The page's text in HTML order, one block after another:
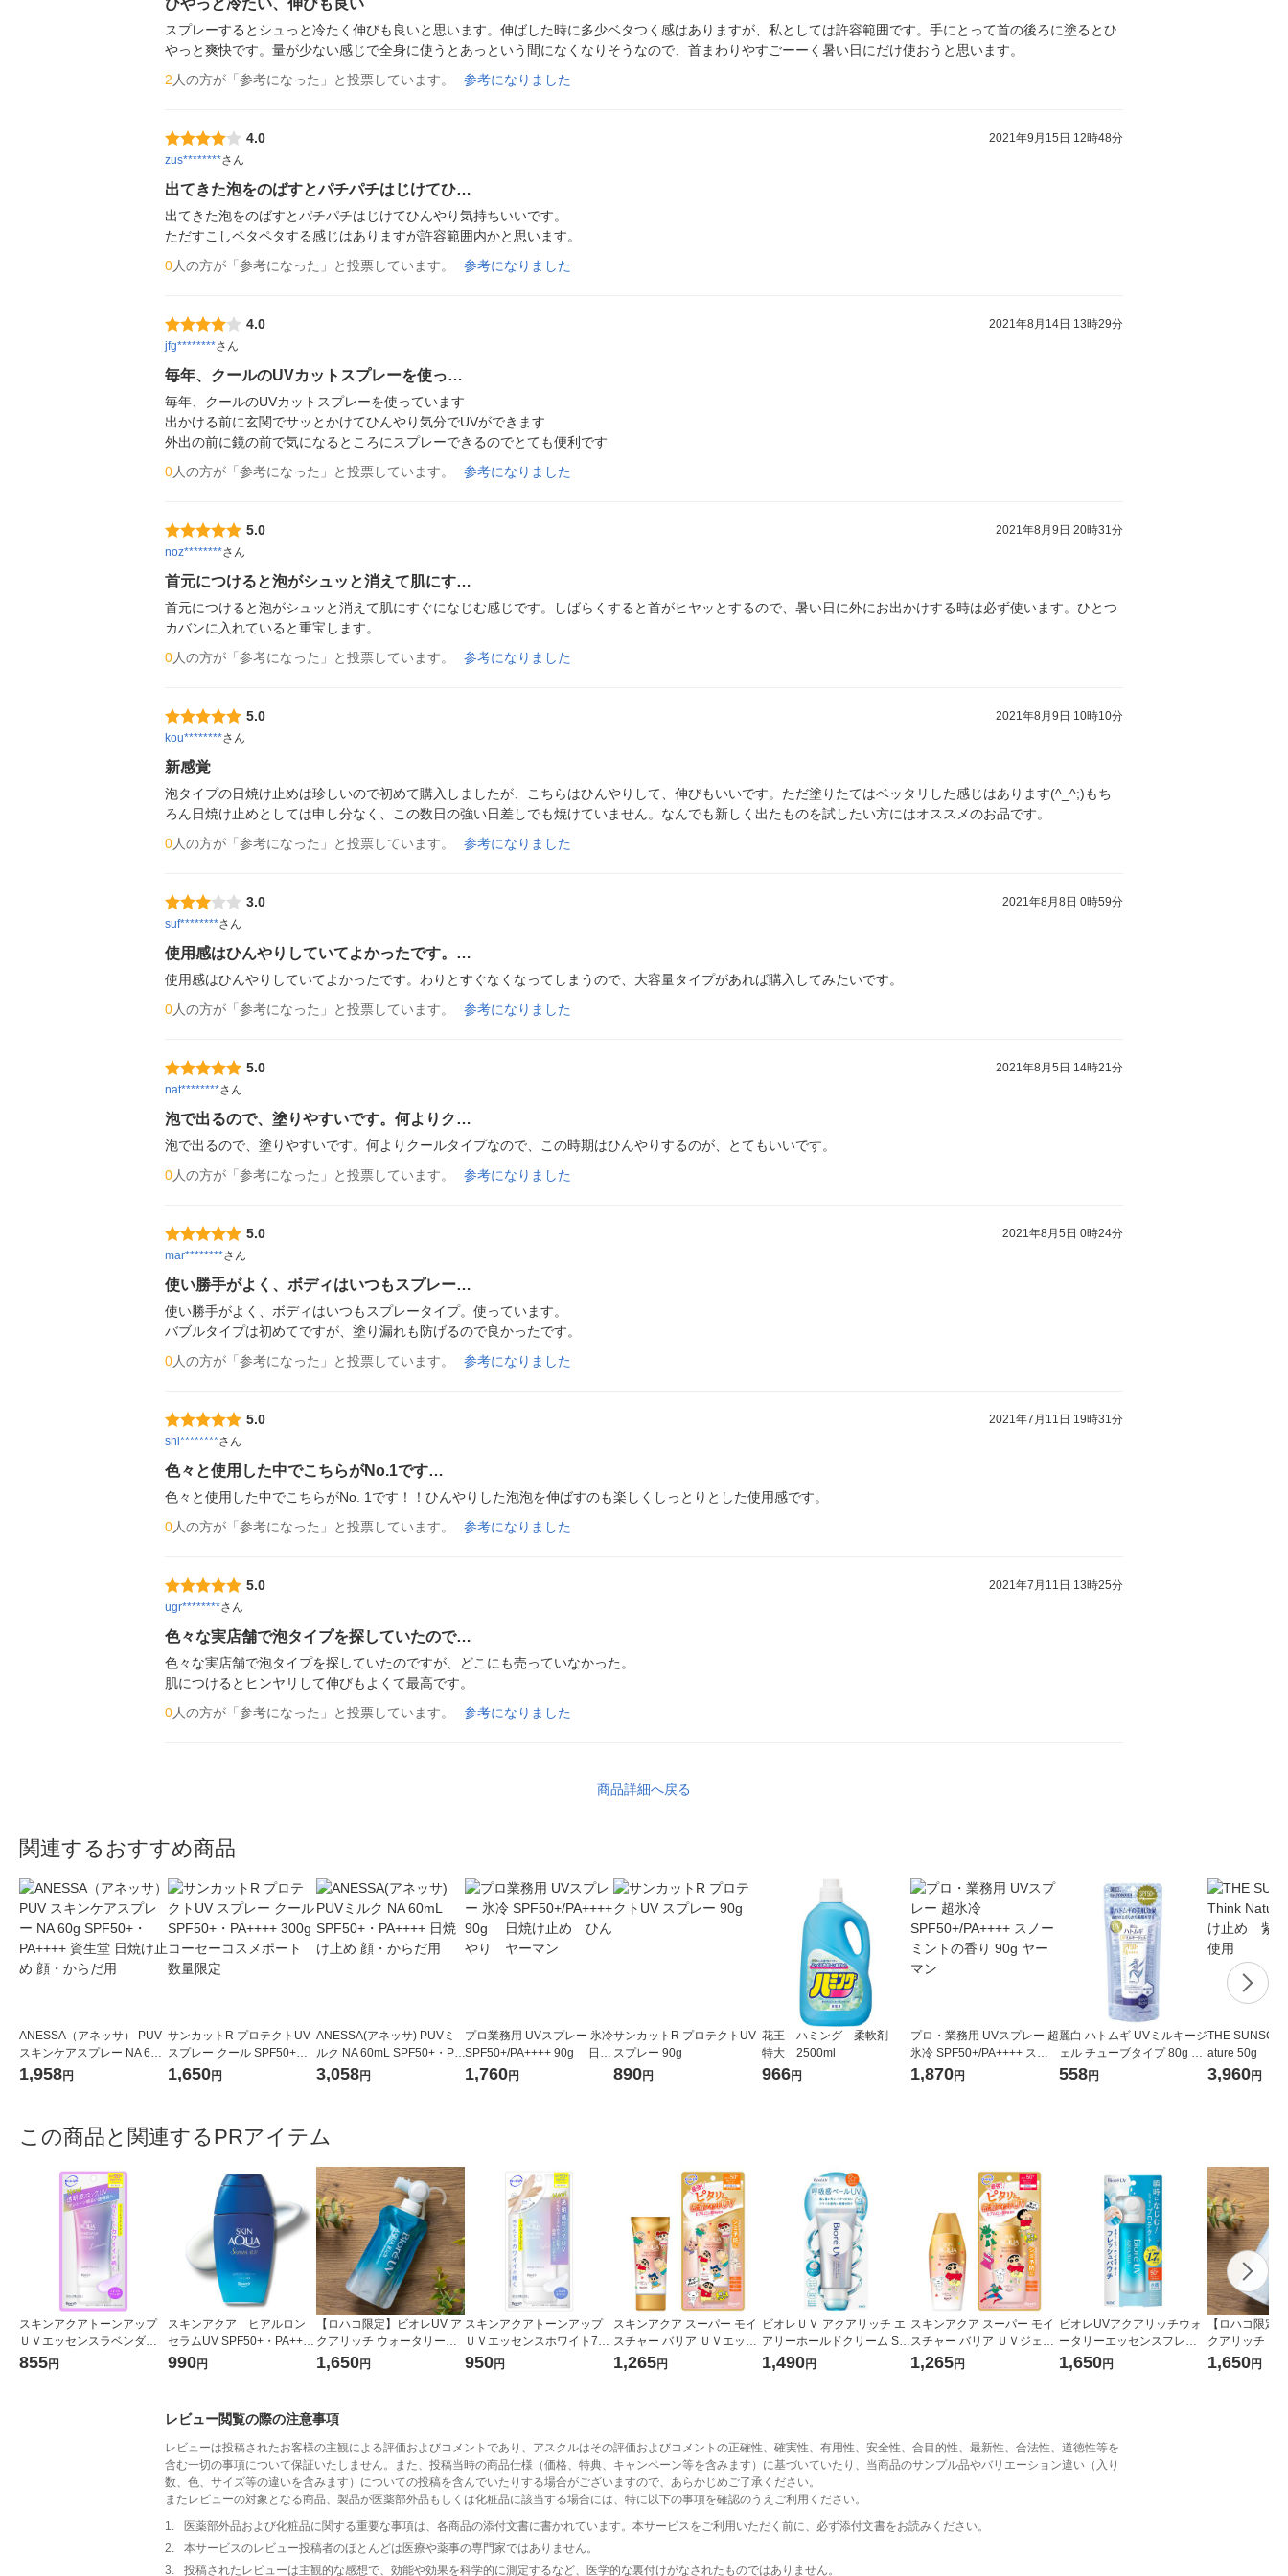
ひやっと冷たい、伸びも良い
スプレーするとシュっと冷たく伸びも良いと思います。伸ばした時に多少ベタつく感はありますが、私としては許容範囲です。手にとって首の後ろに塗るとひ
やっと爽快です。量が少ない感じで全身に使うとあっという間になくなりそうなので、首まわりやすごーーく暑い日にだけ使おうと思います。
2 人の方が「参考になった」と投票しています。 参考になりました
4.0
2021年9月15日 12時48分
zus********さん
出てきた泡をのばすとパチパチはじけてひ…
出てきた泡をのばすとパチパチはじけてひんやり気持ちいいです。
ただすこしペタペタする感じはありますが許容範囲内かと思います。
0人の方が「参考になった」と投票しています。 参考になりました
4.0
2021年8月14日 13時29分
jfg********さん
毎年、クールのUVカットスプレーを使っ…
毎年、クールのUVカットスプレーを使っています
出かける前に玄関でサッとかけてひんやり気分でUVができます
外出の前に鏡の前で気になるところにスプレーできるのでとても便利です
0人の方が「参考になった」と投票しています。 参考になりました
5.0
2021年8月9日 20時31分
noz********さん
首元につけると泡がシュッと消えて肌にす…
首元につけると泡がシュッと消えて肌にすぐになじむ感じです。しばらくすると首がヒヤッとするので、暑い日に外にお出かけする時は必ず使います。ひとつ
カバンに入れていると重宝します。
0人の方が「参考になった」と投票しています。 参考になりました
5.0
2021年8月9日 10時10分
kou********さん
新感覚
泡タイプの日焼け止めは珍しいので初めて購入しましたが、こちらはひんやりして、伸びもいいです。ただ塗りたてはベッタリした感じはあります(^_^;)もち
ろん日焼け止めとしては申し分なく、この数日の強い日差しでも焼けていません。なんでも新しく出たものを試したい方にはオススメのお品です。
0人の方が「参考になった」と投票しています。 参考になりました
3.0
2021年8月8日 0時59分
suf********さん
使用感はひんやりしていてよかったです。…
使用感はひんやりしていてよかったです。わりとすぐなくなってしまうので、大容量タイプがあれば購入してみたいです。
0人の方が「参考になった」と投票しています。 参考になりました
5.0
2021年8月5日 14時21分
nat********さん
泡で出るので、塗りやすいです。何よりク…
泡で出るので、塗りやすいです。何よりクールタイプなので、この時期はひんやりするのが、とてもいいです。
0人の方が「参考になった」と投票しています。 参考になりました
5.0
2021年8月5日 0時24分
mar********さん
使い勝手がよく、ボディはいつもスプレー…
使い勝手がよく、ボディはいつもスプレータイプ。使っています。
バブルタイプは初めてですが、塗り漏れも防げるので良かったです。
0人の方が「参考になった」と投票しています。 参考になりました
5.0
2021年7月11日 19時31分
shi********さん
色々と使用した中でこちらがNo.1です…
色々と使用した中でこちらがNo. 1です！！ひんやりした泡泡を伸ばすのも楽しくしっとりとした使用感です。
0人の方が「参考になった」と投票しています。 参考になりました
5.0
2021年7月11日 13時25分
ugr********さん
色々な実店舗で泡タイプを探していたので…
色々な実店舗で泡タイプを探していたのですが、どこにも売っていなかった。
肌につけるとヒンヤリして伸びもよくて最高です。
0人の方が「参考になった」と投票しています。 参考になりました
商品詳細へ戻る
関連するおすすめ商品
ANESSA（アネッサ） PUV
スキンケアスプレー NA 60g
SPF50+・PA++++ 資生堂 日
1,958円
サンカットR プロテクトUV
スプレー クール SPF50+・P
A++++ 300g コーセーコスメ
1,650円
ANESSA(アネッサ) PUVミ
ルク NA 60mL SPF50+・PA
++++ 日焼け止め 顔・からだ
3,058円
プロ業務用 UVスプレー 氷冷
SPF50+/PA++++ 90g 日焼
け止め ひんやり ヤーマ
1,760円
サンカットR プロテクトUV
スプレー 90g
890円
花王 ハミング 柔軟剤
特大 2500ml
966円
プロ・業務用 UVスプレー 超
氷冷 SPF50+/PA++++ スノ
ーミントの香り 90g ヤーマ
1,870円
麗白 ハトムギ UVミルキージ
ェル チューブタイプ 80g SP
F50+・PA++++ 熊野油脂
558円
THE
ature 50g 日
外線吸収剤不
3,960円
この商品と関連するPRアイテム
スキンアクアトーンアップ
ＵＶエッセンスラベンダー7
0gロート製薬
855円
スキンアクア ヒアルロン
セラムUV SPF50+・PA++++
70g ロート製薬
990円
【ロハコ限定】ビオレUV ア
クアリッチ ウォータリーエ
ッセンス フレッシュパウチ
定
1,650円
スキンアクアトーンアップ
ＵＶエッセンスホワイト70g
ロート製薬
950円
スキンアクア スーパー モイ
スチャー バリア ＵＶエッセ
ンスクレヨンしんちゃん企
1,265円
ビオレＵＶ アクアリッチ エ
アリーホールドクリーム SP
F50+ PA++++ 70g 花王 日焼
1,490円
スキンアクア スーパー モイ
スチャー バリア ＵＶジェル
クレヨンしんちゃん企画品
1,265円
ビオレUVアクアリッチウォ
ータリーエッセンスフレッ
シュパウチ120gSPF50+・P
1,650円
【ロハコ限定
クアリッチ ラ
ッセンスフレ
1,650円
レビュー閲覧の際の注意事項
レビューは投稿されたお客様の主観による評価およびコメントであり、アスクルはその評価およびコメントの正確性、確実性、有用性、安全性、合目的性、最新性、合法性、道徳性等を
含む一切の事項について保証いたしません。また、投稿当時の商品仕様（価格、特典、キャンペーン等を含みます）に基づいていたり、当商品のサンプル品やバリエーション違い（入り
数、色、サイズ等の違いを含みます）についての投稿を含んでいたりする場合がございますので、あらかじめご了承ください。
またレビューの対象となる商品、製品が医薬部外品もしくは化粧品に該当する場合には、特に以下の事項を確認のうえご利用ください。
1.
医薬部外品および化粧品に関する重要な事項は、各商品の添付文書に書かれています。本サービスをご利用いただく前に、必ず添付文書をお読みください。
2.
本サービスのレビュー投稿者のほとんどは医療や薬事の専門家ではありません。
3.
投稿されたレビューは主観的な感想で、効能や効果を科学的に測定するなど、医学的な裏付けがなされたものではありません。